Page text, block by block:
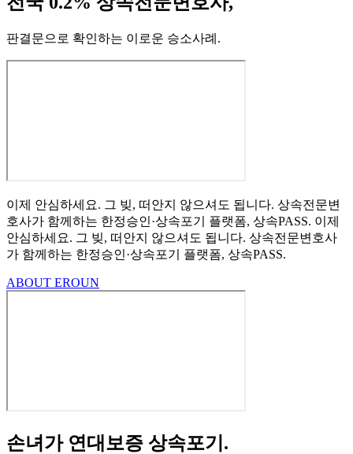
판결문으로 확인하는 이로운 승소사례 .
이제 안심하세요. 그 빚, 떠안지 않으셔도 됩니다. 상속전문변
호사가 함께하는 한정승인·상속포기 플랫폼, 상속PASS. 이제
안심하세요. 그 빚, 떠안지 않으셔도 됩니다. 상속전문변호사
가 함께하는 한정승인·상속포기 플랫폼, 상속PASS.
ABOUT EROUN
손녀가 연대보증 상속포기 .